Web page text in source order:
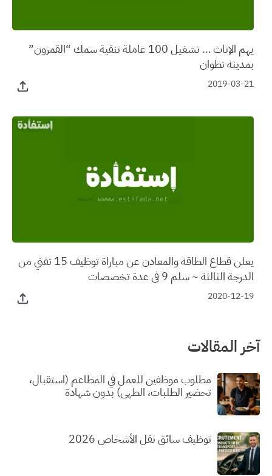
يهم الإناث … تشغيل 100 عاملة تنقية سمك “القمرون”
بمدينة تطوان
2019-03-21
يعلن قطاع الطاقة والمعادن عن مباراة توظيف 15 تقني من
الدرجة الثالثة ~ سلم 9 في عدة تخصصات
2020-12-19
آخر المقالات
مطلوب موظفين للعمل في المطاعم (استقبال،
تحضير الطلبات، الطهي) بدون شهادة
توظيف سائق نقل الأشخاص 2026